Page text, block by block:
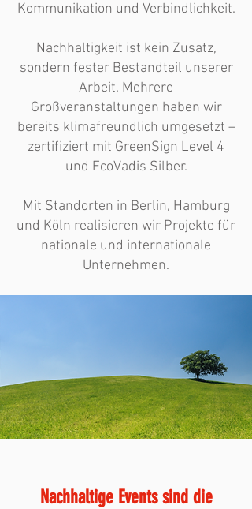
Kommunikation und Verbindlichkeit.
Nachhaltigkeit ist kein Zusatz,
sondern fester Bestandteil unserer
Arbeit. Mehrere
Großveranstaltungen haben wir
bereits klimafreundlich umgesetzt –
zertifiziert mit GreenSign Level 4
und EcoVadis Silber.
Mit Standorten in Berlin, Hamburg
und Köln realisieren wir Projekte für
nationale und internationale
Unternehmen.
Nachhaltige Events sind die